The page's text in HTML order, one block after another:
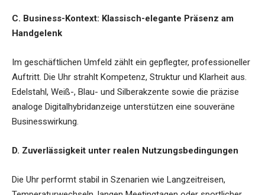
C. Business-Kontext: Klassisch-elegante Präsenz am
Handgelenk
Im geschäftlichen Umfeld zählt ein gepflegter, professioneller
Auftritt. Die Uhr strahlt Kompetenz, Struktur und Klarheit aus.
Edelstahl, Weiß-, Blau- und Silberakzente sowie die präzise
analoge Digitalhybridanzeige unterstützen eine souveräne
Businesswirkung.
D. Zuverlässigkeit unter realen Nutzungsbedingungen
Die Uhr performt stabil in Szenarien wie Langzeitreisen,